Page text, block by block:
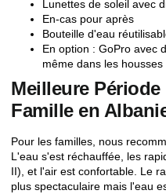
Lunettes de soleil avec
En-cas pour après
Bouteille d'eau
En option : GoPro avec
même dans les housses
Meilleure
Famille en
Pour les familles, nous
L'eau s'est réchauffée, les
II), et l'air est confortable. Le
plus spectaculaire mais l'eau